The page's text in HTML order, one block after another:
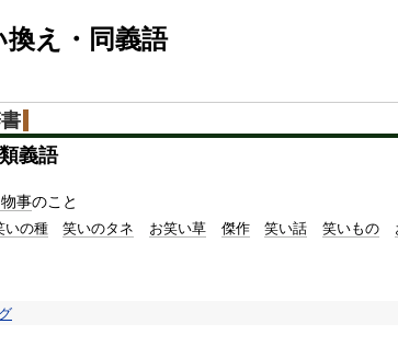
え・同義語
義語
物事のこと
いの種 笑いのタネ お笑い草 傑作 笑い話 笑いもの